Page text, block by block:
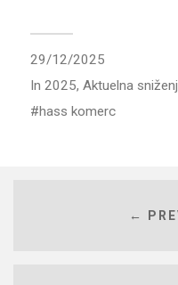
29/12/2025
In 2025, Aktuelna
hass komerc
←